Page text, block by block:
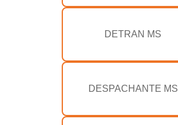
DETRAN MS
DESPACHANTE MS